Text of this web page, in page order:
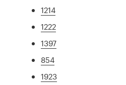
1214
1222
1397
854
1923